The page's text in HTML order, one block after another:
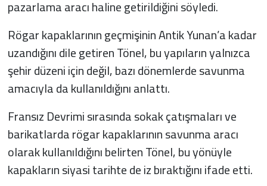
pazarlama aracı haline getirildiğini söyledi.
Rögar kapaklarının geçmişinin Antik Yunan’a kadar
uzandığını dile getiren Tönel, bu yapıların yalnızca
şehir düzeni için değil, bazı dönemlerde savunma
amacıyla da kullanıldığını anlattı.
Fransız Devrimi sırasında sokak çatışmaları ve
barikatlarda rögar kapaklarının savunma aracı
olarak kullanıldığını belirten Tönel, bu yönüyle
kapakların siyasi tarihte de iz bıraktığını ifade etti.